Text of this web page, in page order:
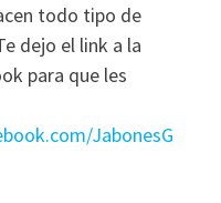
todo tipo de
dejo el link a la
para que les
JabonesG